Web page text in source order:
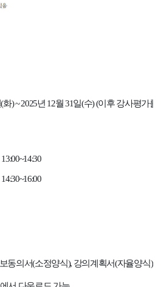
(화) ~ 2025년 12월31일(수) (이후 강사평가를
13:00~14:30
14:30~16:00
동의서(소정양식), 강의계획서(자율양식)